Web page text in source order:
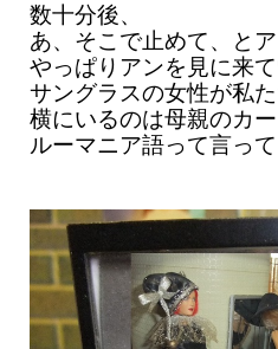
数十分後、
あ、そこで止めて、と
やっぱりアンを見に来て
サングラスの女性が私
横にいるのは母親のカー
ルーマニア語って言っ